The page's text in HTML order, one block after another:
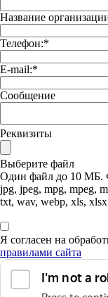
Название
Телефон:*
E-mail:*
Сообщение
Реквизиты
Выберите файл
Один файл до 10 МБ.
jpg, jpeg, mpg, mpeg,
txt, wav, webp, xls,
Я согласен на
правилами сайта